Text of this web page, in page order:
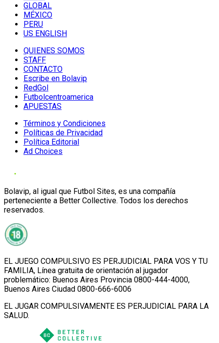
GLOBAL
MÉXICO
PERU
US ENGLISH
QUIENES SOMOS
STAFF
CONTACTO
Escribe en Bolavip
RedGol
Futbolcentroamerica
APUESTAS
Términos y Condiciones
Políticas de Privacidad
Política Editorial
Ad Choices
Bolavip, al igual que Futbol Sites, es una compañía
perteneciente a Better Collective. Todos los derechos
reservados.
EL JUEGO COMPULSIVO ES PERJUDICIAL PARA VOS Y TU
FAMILIA, Línea gratuita de orientación al jugador
problemático: Buenos Aires Provincia 0800-444-4000,
Buenos Aires Ciudad 0800-666-6006
EL JUGAR COMPULSIVAMENTE ES PERJUDICIAL PARA LA
SALUD.